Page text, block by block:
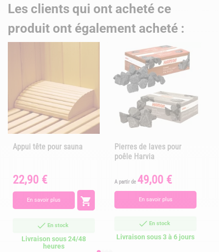
Les clients qui ont acheté ce
produit ont également acheté :
Appui tête pour sauna
Prix
22,90 €
En savoir plus 
En stock
Livraison sous 24/48
heures
Pierres de laves pour
poêle Harvia
A partir de Prix
49,00 €
En savoir plus
En stock
Livraison sous 3 à 6 jours